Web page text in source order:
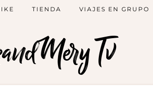
Tv
TIENDA VIAJES EN GRUPO